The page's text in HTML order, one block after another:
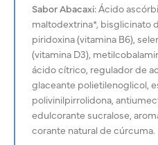
Sabor Abacaxi:Ácido
maltodextrina*, bisglicinato
piridoxina (vitamina B6),
(vitamina D3),
ácido cítrico, regulador de
glaceante polietilenoglicol,
polivinilpirrolidona,
edulcorante sucralose,
corante natural de cúrcuma.